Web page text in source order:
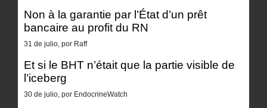
Non à la garantie par l’État d’un prêt
bancaire au profit du RN
31 de julio, por Raff
Et si le BHT n’était que la partie visible de
l’iceberg
30 de julio, por EndocrineWatch